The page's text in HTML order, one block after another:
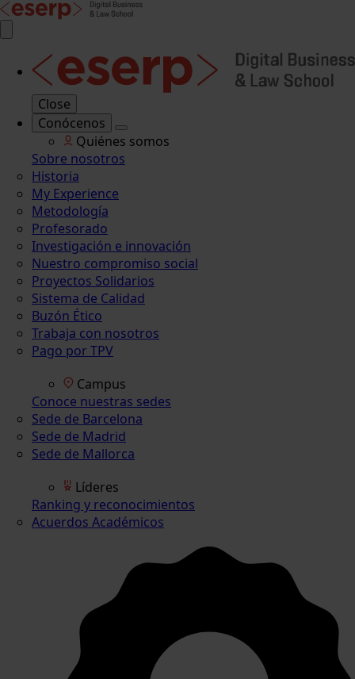
Close
Conócenos
Quiénes somos
Sobre nosotros
Historia
My Experience
Metodología
Profesorado
Investigación e innovación
Nuestro compromiso social
Proyectos Solidarios
Sistema de Calidad
Buzón Ético
Trabaja con nosotros
Pago por TPV
Campus
Conoce nuestras sedes
Sede de Barcelona
Sede de Madrid
Sede de Mallorca
Líderes
Ranking y reconocimientos
Acuerdos Académicos